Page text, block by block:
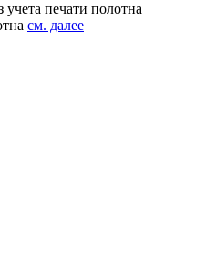
уче­та печа­ти полотна
см. далее